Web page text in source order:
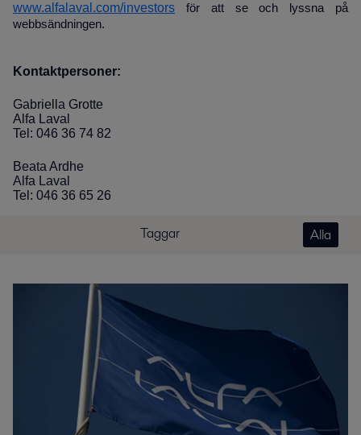
www.alfalaval.com/investors för att se och lyssna på
webbsändningen.
Kontaktpersoner:
Gabriella Grotte
Alfa Laval
Tel: 046 36 74 82
Beata Ardhe
Alfa Laval
Tel: 046 36 65 26
Taggar Alla